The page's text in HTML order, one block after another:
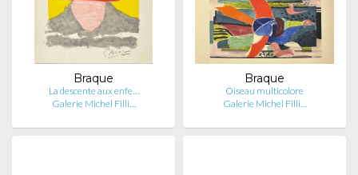
Braque
La descente aux enfe…
Galerie Michel Filli…
Braque
Oiseau multicolore
Galerie Michel Filli…